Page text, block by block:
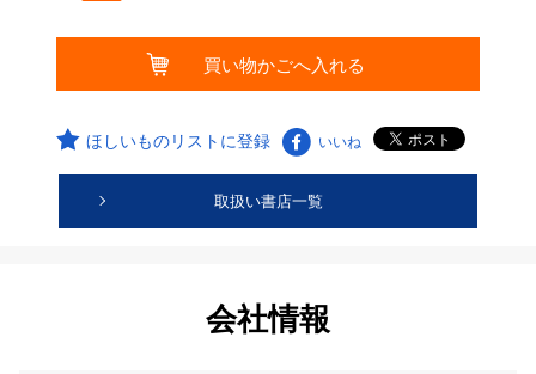
ほしいものリストに登録 いいね
取扱い書店一覧
会社情報